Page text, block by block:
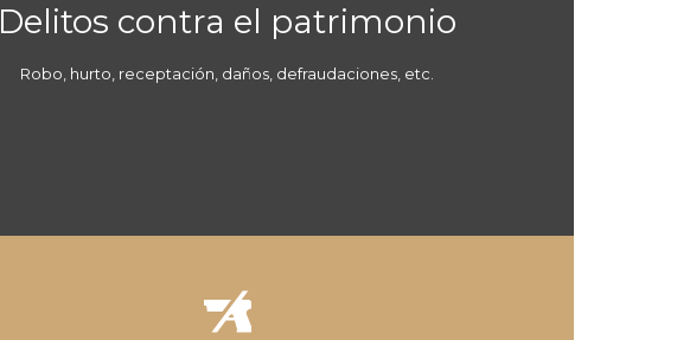
Delitos contra el patrimonio
Robo, hurto, receptación, daños, defraudaciones, etc.
